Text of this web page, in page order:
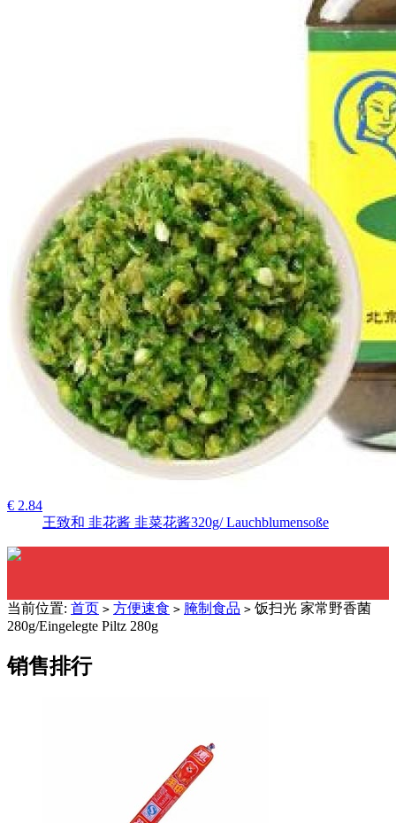
€ 2.84
王致和 韭花酱 韭菜花酱320g/ Lauchblumensoße
当前位置: 首页 > 方便速食 > 腌制食品 > 饭扫光 家常野香菌
280g/Eingelegte Piltz 280g
销售排行